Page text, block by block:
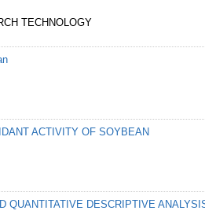
TECHNOLOGY
ACTIVITY OF SOYBEAN
QUANTITATIVE DESCRIPTIVE